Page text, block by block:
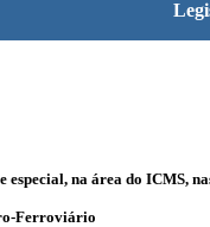
especial, na área do
Ferroviário